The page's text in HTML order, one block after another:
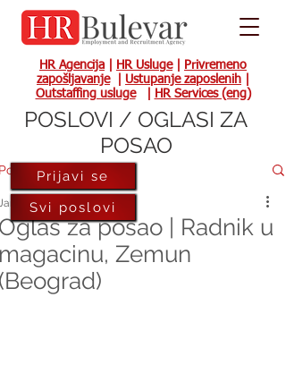
HR Agencija HR Usluge|
Privremeno
zapošljavanje| Ustupanje zaposlenih
Outstaffing usluge| HR Services (eng)
za posao | Radnik u
Zemun
30, 2024
Prijavi se
Svi poslovi
POSLOVI / OGLASI ZA
POSAO